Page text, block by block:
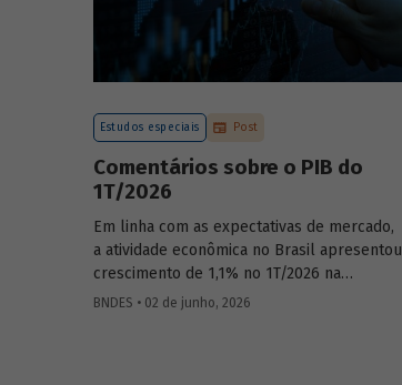
Estudos especiais Post
Comentários sobre o PIB do
1T/2026
Em linha com as expectativas de mercado,
a atividade econômica no Brasil apresentou
crescimento de 1,1% no 1T/2026 na
comparação com o trimestre
BNDES • 02 de junho, 2026